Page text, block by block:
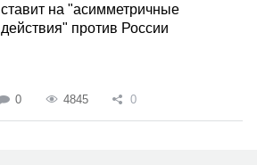
ставит на "асимметричные
действия" против России
0 4845 0